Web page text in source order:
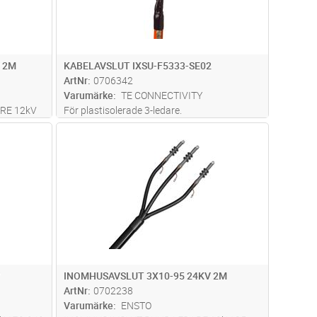
2M
12kV
KABELAVSLUT IXSU-F5333-SE02
ArtNr 0706342
Varumärke
TE CONNECTIVITY
För plastisolerade 3-ledare.
Krypströmsbeständing krympslang.
Integrerad zinkoxidbaserad fältstyrnings-
och tätningsmassa. CNTM slang skyddar
slackarna och grenbyxa tätar mot
fuktinträgning. Inomhus...läs mer
Lägg i kundvagn
INOMHUSAVSLUT 3X10-95 24KV 2M
ArtNr 0702238
Varumärke
ENSTO